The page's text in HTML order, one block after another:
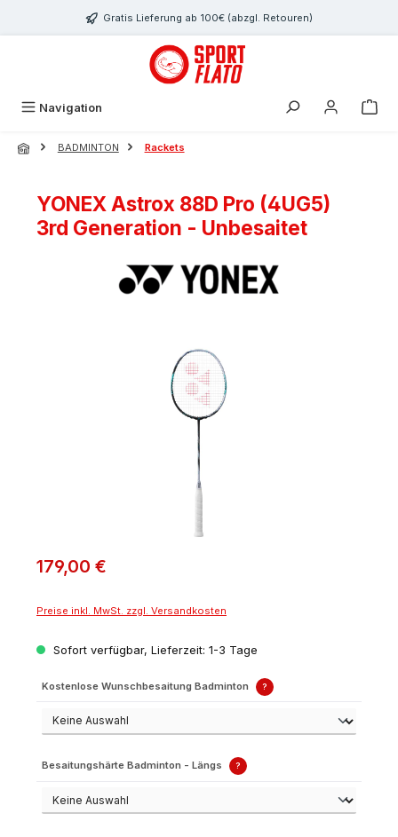
Zum Hauptinhalt springenGratis Lieferung ab 100€ (abzgl. Retouren)
Navigation
BADMINTON Rackets
YONEX Astrox 88D Pro (4UG5)
3rd Generation - Unbesaitet
179,00 €
Preise inkl. MwSt. zzgl. Versandkosten
Sofort verfügbar, Lieferzeit: 1-3 Tage
Kostenlose Wunschbesaitung Badminton ?
Besaitungshärte Badminton - Längs ?